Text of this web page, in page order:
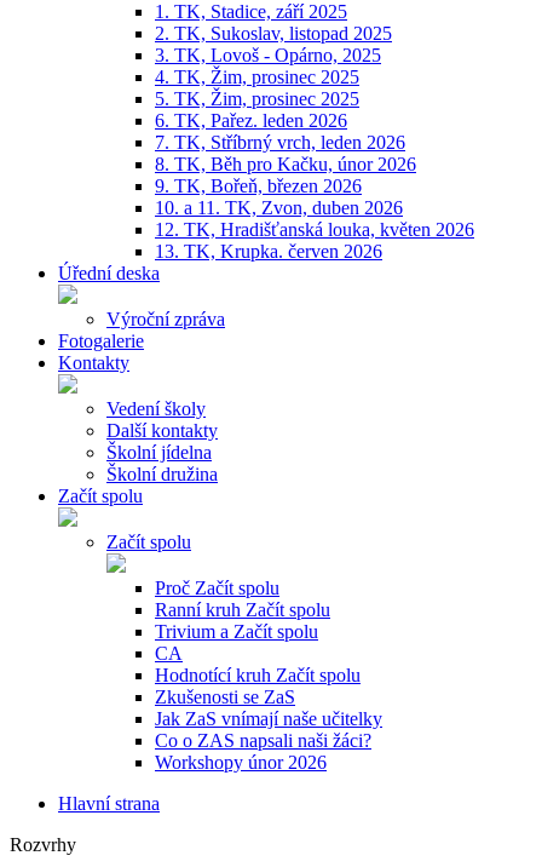
1. TK, Stadice, září 2025
2. TK, Sukoslav, listopad 2025
3. TK, Lovoš - Opárno, 2025
4. TK, Žim, prosinec 2025
5. TK, Žim, prosinec 2025
6. TK, Pařez. leden 2026
7. TK, Stříbrný vrch, leden 2026
8. TK, Běh pro Kačku, únor 2026
9. TK, Bořeň, březen 2026
10. a 11. TK, Zvon, duben 2026
12. TK, Hradišťanská louka, květen 2026
13. TK, Krupka. červen 2026
Úřední deska
Výroční zpráva
Fotogalerie
Kontakty
Vedení školy
Další kontakty
Školní jídelna
Školní družina
Začít spolu
Začít spolu
Proč Začít spolu
Ranní kruh Začít spolu
Trivium a Začít spolu
CA
Hodnotící kruh Začít spolu
Zkušenosti se ZaS
Jak ZaS vnímají naše učitelky
Co o ZAS napsali naši žáci?
Workshopy únor 2026
Hlavní strana
Rozvrhy